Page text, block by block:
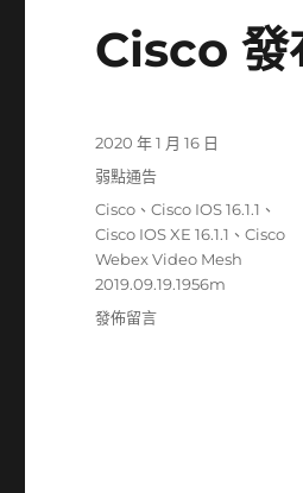
Cisco 發
發
佈
期:
2020 年 1 月 16 日
分
類
弱點通告
標
籤
Cisco 、Cisco IOS 16.1.1 、
Cisco IOS XE 16.1.1 、Cisco
Webex Video Mesh
2019.09.19.1956m
在
發佈留言